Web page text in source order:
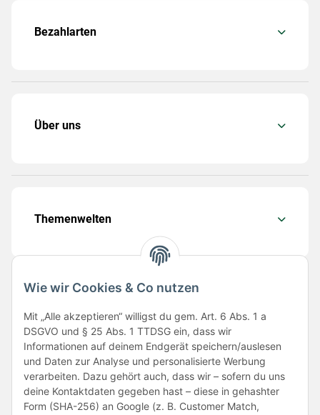
Wie wir Cookies & Co nutzen
Mit „Alle akzeptieren“ willigst du gem. Art. 6 Abs. 1 a
DSGVO und § 25 Abs. 1 TTDSG ein, dass wir
Informationen auf deinem Endgerät speichern/auslesen
und Daten zur Analyse und personalisierte Werbung
verarbeiten. Dazu gehört auch, dass wir – sofern du uns
deine Kontaktdaten gegeben hast – diese in gehashter
Form (SHA-256) an Google (z. B. Customer Match,
Bezahlarten
Über uns
Themenwelten
Folge uns